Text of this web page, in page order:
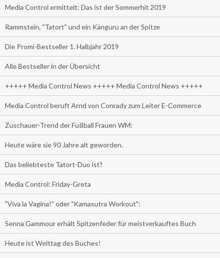
Media Control ermittelt: Das ist der Sommerhit 2019
Rammstein, "Tatort" und ein Känguru an der Spitze
Die Promi-Bestseller 1. Halbjahr 2019
Alle Bestseller in der Übersicht
+++++ Media Control News +++++ Media Control News +++++
Media Control beruft Arnd von Conrady zum Leiter E-Commerce
Zuschauer-Trend der Fußball Frauen WM:
Heute wäre sie 90 Jahre alt geworden.
Das beliebteste Tatort-Duo ist?
Media Control: Friday-Greta
"Viva la Vagina!" oder "Kamasutra Workout":
Senna Gammour erhält Spitzenfeder für meistverkauftes Buch
Heute ist Welttag des Buches!